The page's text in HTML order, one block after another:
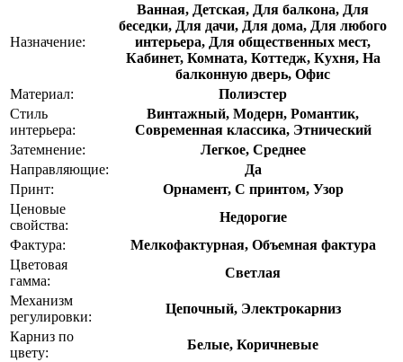
Назначение:
Ванная, Детская, Для балкона, Для
беседки, Для дачи, Для дома, Для любого
интерьера, Для общественных мест,
Кабинет, Комната, Коттедж, Кухня, На
балконную дверь, Офис
Материал:
Полиэстер
Стиль
интерьера:
Винтажный, Модерн, Романтик,
Современная классика, Этнический
Затемнение:
Легкое, Среднее
Направляющие:
Да
Принт:
Орнамент, С принтом, Узор
Ценовые
свойства:
Недорогие
Фактура:
Мелкофактурная, Объемная фактура
Цветовая
гамма:
Светлая
Механизм
регулировки:
Цепочный, Электрокарниз
Карниз по
цвету:
Белые, Коричневые